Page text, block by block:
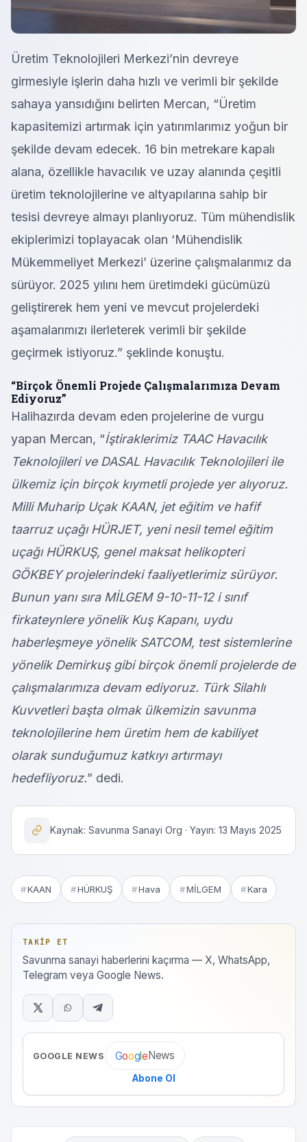
Üretim Teknolojileri Merkezi’nin devreye
girmesiyle işlerin daha hızlı ve verimli bir şekilde
sahaya yansıdığını belirten Mercan, “Üretim
kapasitemizi artırmak için yatırımlarımız yoğun bir
şekilde devam edecek. 16 bin metrekare kapalı
alana, özellikle havacılık ve uzay alanında çeşitli
üretim teknolojilerine ve altyapılarına sahip bir
tesisi devreye almayı planlıyoruz. Tüm mühendislik
ekiplerimizi toplayacak olan ‘Mühendislik
Mükemmeliyet Merkezi’ üzerine çalışmalarımız da
sürüyor. 2025 yılını hem üretimdeki gücümüzü
geliştirerek hem yeni ve mevcut projelerdeki
aşamalarımızı ilerleterek verimli bir şekilde
geçirmek istiyoruz.” şeklinde konuştu.
“Birçok Önemli Projede Çalışmalarımıza Devam
Ediyoruz”
Halihazırda devam eden projelerine de vurgu
yapan Mercan, “İştiraklerimiz TAAC Havacılık
Teknolojileri ve DASAL Havacılık Teknolojileri ile
ülkemiz için birçok kıymetli projede yer alıyoruz.
Milli Muharip Uçak KAAN, jet eğitim ve hafif
taarruz uçağı HÜRJET, yeni nesil temel eğitim
uçağı HÜRKUŞ, genel maksat helikopteri
GÖKBEY projelerindeki faaliyetlerimiz sürüyor.
Bunun yanı sıra MİLGEM 9-10-11-12 i sınıf
firkateynlere yönelik Kuş Kapanı, uydu
haberleşmeye yönelik SATCOM, test sistemlerine
yönelik Demirkuş gibi birçok önemli projelerde de
çalışmalarımıza devam ediyoruz. Türk Silahlı
Kuvvetleri başta olmak ülkemizin savunma
teknolojilerine hem üretim hem de kabiliyet
olarak sunduğumuz katkıyı artırmayı
hedefliyoruz.” dedi.
Kaynak: Savunma Sanayi Org · Yayın: 13 Mayıs 2025
KAAN HÜRKUŞ Hava MİLGEM Kara
TAKIP ET
Savunma sanayi haberlerini kaçırma — X, WhatsApp,
Telegram veya Google News.
GOOGLE NEWS Google News
Abone Ol